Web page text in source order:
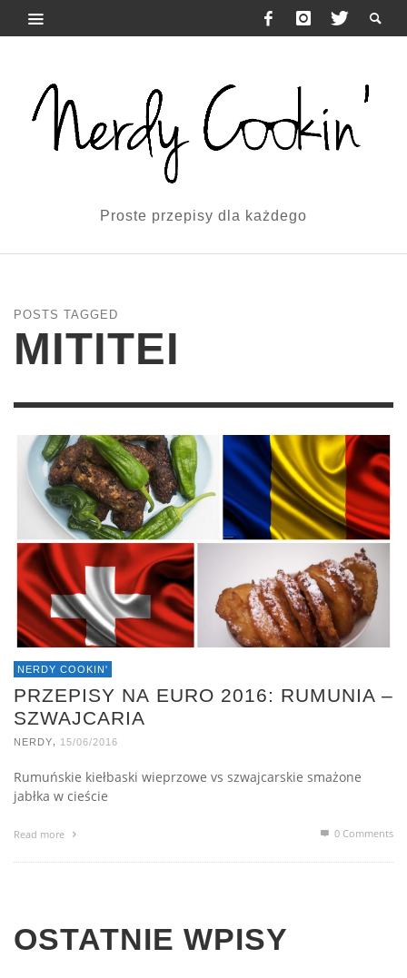
Proste przepisy dla każdego
POSTS TAGGED
MITITEI
NERDY COOKIN'
PRZEPISY NA EURO 2016: RUMUNIA –
SZWAJCARIA
NERDY 15/06/2016
Rumuńskie kiełbaski wieprzowe vs szwajcarskie smażone
jabłka w cieście
Read more 0 Comments
OSTATNIE WPISY